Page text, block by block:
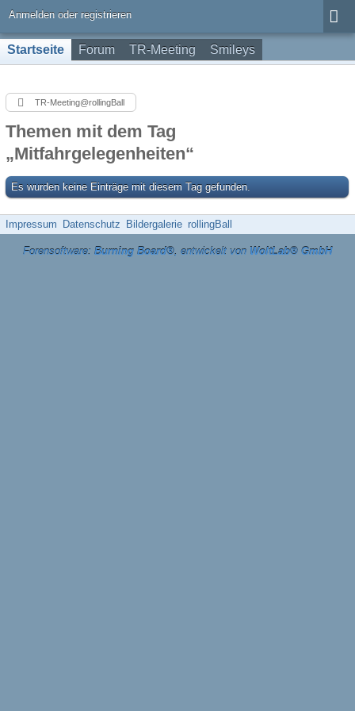
Anmelden oder registrieren
Startseite Forum TR-Meeting Smileys
TR-Meeting@rollingBall
Themen mit dem Tag
„Mitfahrgelegenheiten“
Es wurden keine Einträge mit diesem Tag gefunden.
Impressum Datenschutz Bildergalerie rollingBall
Forensoftware: Burning Board®, entwickelt von WoltLab® GmbH